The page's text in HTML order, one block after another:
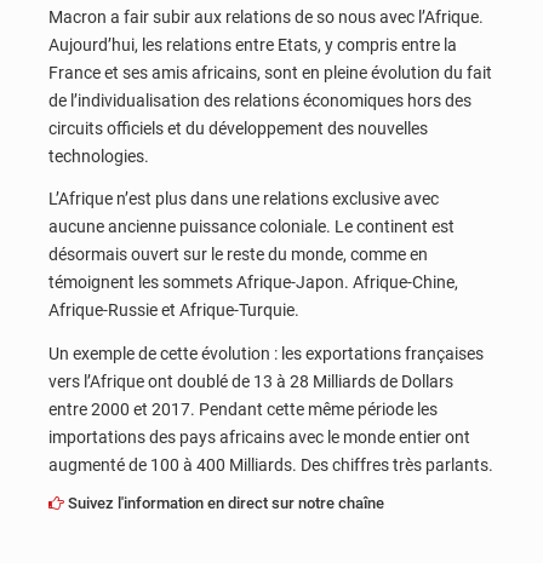
Macron a fair subir aux relations de so nous avec l’Afrique.
Aujourd’hui, les relations entre Etats, y compris entre la
France et ses amis africains, sont en pleine évolution du fait
de l’individualisation des relations économiques hors des
circuits officiels et du développement des nouvelles
technologies.
L’Afrique n’est plus dans une relations exclusive avec
aucune ancienne puissance coloniale. Le continent est
désormais ouvert sur le reste du monde, comme en
témoignent les sommets Afrique-Japon. Afrique-Chine,
Afrique-Russie et Afrique-Turquie.
Un exemple de cette évolution : les exportations françaises
vers l’Afrique ont doublé de 13 à 28 Milliards de Dollars
entre 2000 et 2017. Pendant cette même période les
importations des pays africains avec le monde entier ont
augmenté de 100 à 400 Milliards. Des chiffres très parlants.
Suivez l'information en direct sur notre chaîne